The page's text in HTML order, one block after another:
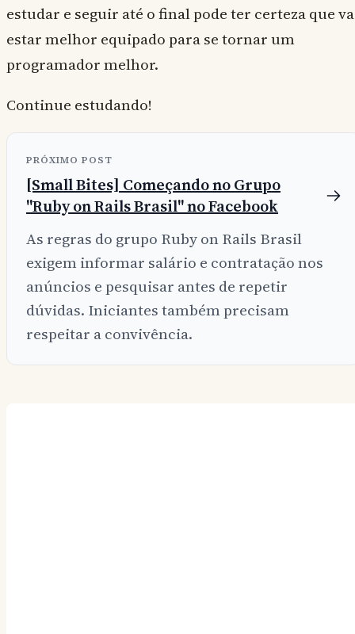
estudar e seguir até o final pode ter certeza que
estar melhor equipado para se tornar um
programador melhor.
Continue estudando!
PRÓXIMO POST
[Small Bites] Começando no Grupo
"Ruby on Rails Brasil" no Facebook
As regras do grupo Ruby on Rails Brasil
exigem informar salário e contratação nos
anúncios e pesquisar antes de repetir
dúvidas. Iniciantes também precisam
respeitar a convivência.